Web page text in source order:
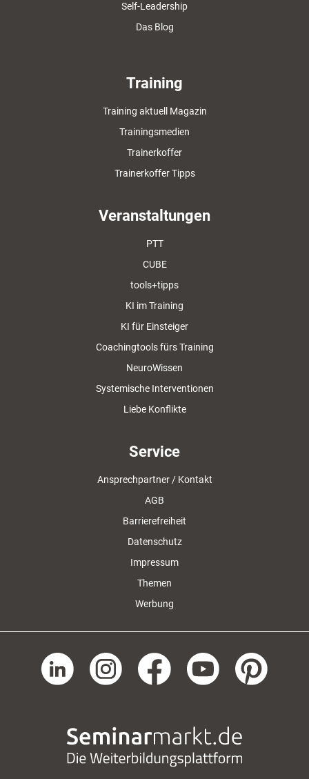
Self-Leadership
Das Blog
Training
Training aktuell Magazin
Trainingsmedien
Trainerkoffer
Trainerkoffer Tipps
Veranstaltungen
PTT
CUBE
tools+tipps
KI im Training
KI für Einsteiger
Coachingtools fürs Training
NeuroWissen
Systemische Interventionen
Liebe Konflikte
Service
Ansprechpartner / Kontakt
AGB
Barrierefreiheit
Datenschutz
Impressum
Themen
Werbung